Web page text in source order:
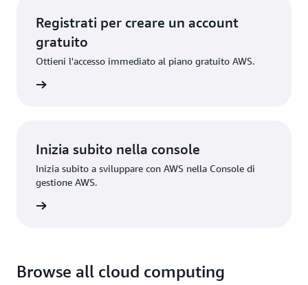
Registrati per creare un account
gratuito
Ottieni l'accesso immediato al piano gratuito AWS.
Inizia subito nella console
Inizia subito a sviluppare con AWS nella Console di
gestione AWS.
Browse all cloud computing